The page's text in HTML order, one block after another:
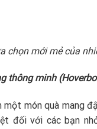
chọn mới mẻ của
thông minh
một món quà mang
đối với các bạn